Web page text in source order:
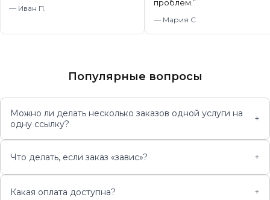
— Иван П.
проблем. ”
— Мария С.
Популярные вопросы
Можно ли делать несколько заказов одной услуги на
одну ссылку?
+
Что делать, если заказ «завис»? +
Какая оплата доступна? +